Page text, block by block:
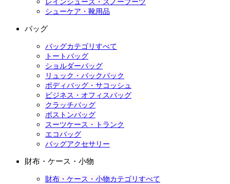
レインシューズ・スノーブーツ
シューケア・靴用品
バッグ
バッグカテゴリすべて
トートバッグ
ショルダーバッグ
リュック・バックパック
ボディバッグ・サコッシュ
ビジネス・オフィスバッグ
クラッチバッグ
ボストンバッグ
スーツケース・トランク
エコバッグ
バッグアクセサリー
財布・ケース・小物
財布・ケース・小物カテゴリすべて